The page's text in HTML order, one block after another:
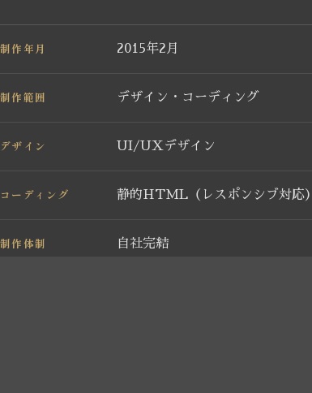
制作年月 2015年2月
制作範囲 デザイン・コーディング
デザイン UI/UXデザイン
コーディング 静的HTML（レスポンシブ対応）
制作体制 自社完結